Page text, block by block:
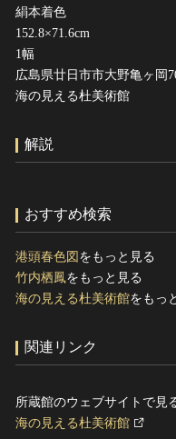
絹本着色
152.8×71.6cm
1幅
広島県廿日市市大野亀ヶ岡
海の見える杜美術館
解説
おすすめ検索
港頭春色図 をもっと見る
竹内栖鳳をもっと見る
海の見える杜美術館をもっ
関連リンク
所蔵館のウェブサイトで見
海の見える杜美術館